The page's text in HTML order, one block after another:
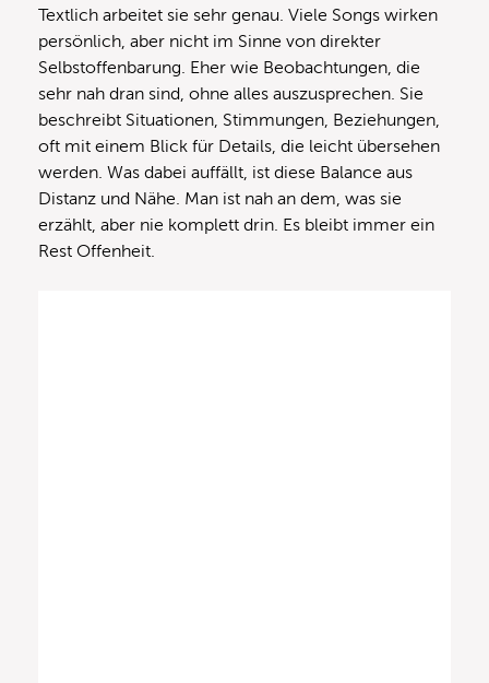
Textlich arbeitet sie sehr genau. Viele Songs wirken
persönlich, aber nicht im Sinne von direkter
Selbstoffenbarung. Eher wie Beobachtungen, die
sehr nah dran sind, ohne alles auszusprechen. Sie
beschreibt Situationen, Stimmungen, Beziehungen,
oft mit einem Blick für Details, die leicht übersehen
werden. Was dabei auffällt, ist diese Balance aus
Distanz und Nähe. Man ist nah an dem, was sie
erzählt, aber nie komplett drin. Es bleibt immer ein
Rest Offenheit.